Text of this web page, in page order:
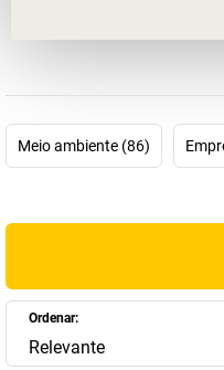
produtos químicos
Meio ambiente (86)
Ordenar:
Relevante